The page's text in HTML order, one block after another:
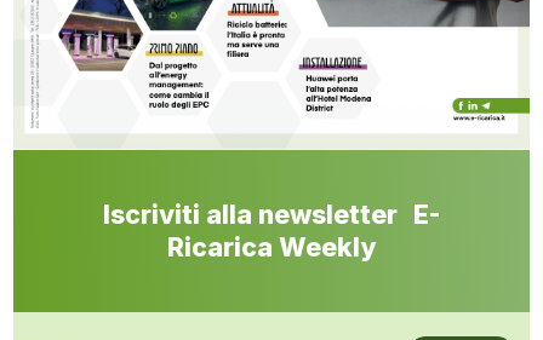
Iscriviti alla newsletter E-
Ricarica Weekly